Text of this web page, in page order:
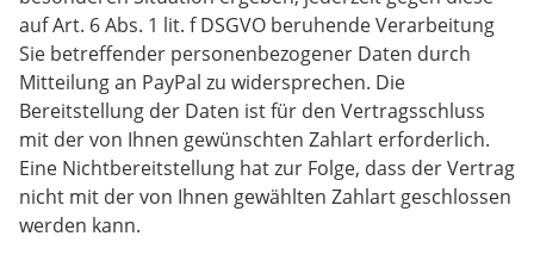
auf Art. 6 Abs. 1 lit. f DSGVO beruhende Verarbeitung
Sie betreffender personenbezogener Daten durch
Mitteilung an PayPal zu widersprechen. Die
Bereitstellung der Daten ist für den Vertragsschluss
mit der von Ihnen gewünschten Zahlart erforderlich.
Eine Nichtbereitstellung hat zur Folge, dass der Vertrag
nicht mit der von Ihnen gewählten Zahlart geschlossen
werden kann.